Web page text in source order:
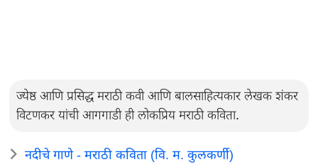
ज्येष्ठ आणि प्रसिद्ध मराठी कवी आणि बालसाहित्यकार लेखक शंकर
विटणकर यांची आगगाडी ही लोकप्रिय मराठी कविता.
नदीचे गाणे - मराठी कविता (वि. म. कुलकर्णी)